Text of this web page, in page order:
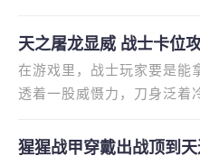
天之屠龙显威 战士卡位
在游戏里，战士玩家要是能
透着一股威慑力，刀身泛着
猩猩战甲穿戴出战顶到